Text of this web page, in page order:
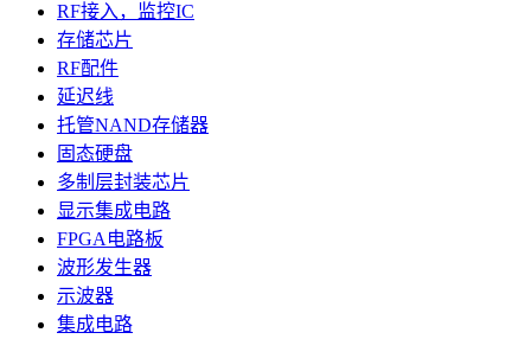
RF接入，监控IC
存储芯片
RF配件
延迟线
托管NAND存储器
固态硬盘
多制层封装芯片
显示集成电路
FPGA电路板
波形发生器
示波器
集成电路